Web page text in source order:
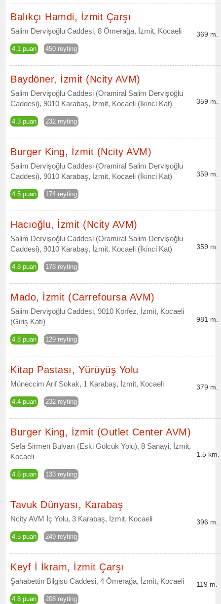
Balıkçı Hamdi, İzmit Çarşı
Salim Dervişoğlu Caddesi, 8 Ömerağa, İzmit, Kocaeli
4.1 puan 450 reyting
369 m.
Baydöner, İzmit (Ncity AVM)
Salim Dervişoğlu Caddesi (Oramiral Salim Dervişoğlu
Caddesi), 9010 Karabaş, İzmit, Kocaeli (İkinci Kat)
4.3 puan 232 reyting
359 m.
Burger King, İzmit (Ncity AVM)
Salim Dervişoğlu Caddesi (Oramiral Salim Dervişoğlu
Caddesi), 9010 Karabaş, İzmit, Kocaeli (İkinci Kat)
4.5 puan 174 reyting
359 m.
Hacıoğlu, İzmit (Ncity AVM)
Salim Dervişoğlu Caddesi (Oramiral Salim Dervişoğlu
Caddesi), 9010 Karabaş, İzmit, Kocaeli (İkinci Kat)
4.8 puan 178 reyting
359 m.
Mado, İzmit (Carrefoursa AVM)
Salim Dervişoğlu Caddesi, 9010 Körfez, İzmit, Kocaeli
(Giriş Katı)
4.8 puan 129 reyting
981 m.
Kitap Pastası, Yürüyüş Yolu
Müneccim Arif Sokak, 1 Karabaş, İzmit, Kocaeli
4.4 puan 232 reyting
379 m.
Burger King, İzmit (Outlet Center AVM)
Sefa Sirmen Bulvarı (Eski Gölcük Yolu), 8 Sanayi, İzmit,
Kocaeli
4.6 puan 133 reyting
1.5 km.
Tavuk Dünyası, Karabaş
Ncity AVM İç Yolu, 3 Karabaş, İzmit, Kocaeli
4.5 puan 249 reyting
396 m.
Keyf İ İkram, İzmit Çarşı
Şahabettin Bilgisu Caddesi, 4 Ömerağa, İzmit, Kocaeli
4.8 puan 208 reyting
119 m.